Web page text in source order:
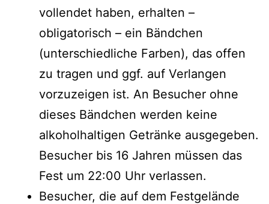
vollendet haben, erhalten –
obligatorisch – ein Bändchen
(unterschiedliche Farben), das offen
zu tragen und ggf. auf Verlangen
vorzuzeigen ist. An Besucher ohne
dieses Bändchen werden keine
alkoholhaltigen Getränke ausgegeben.
Besucher bis 16 Jahren müssen das
Fest um 22:00 Uhr verlassen.
Besucher, die auf dem Festgelände